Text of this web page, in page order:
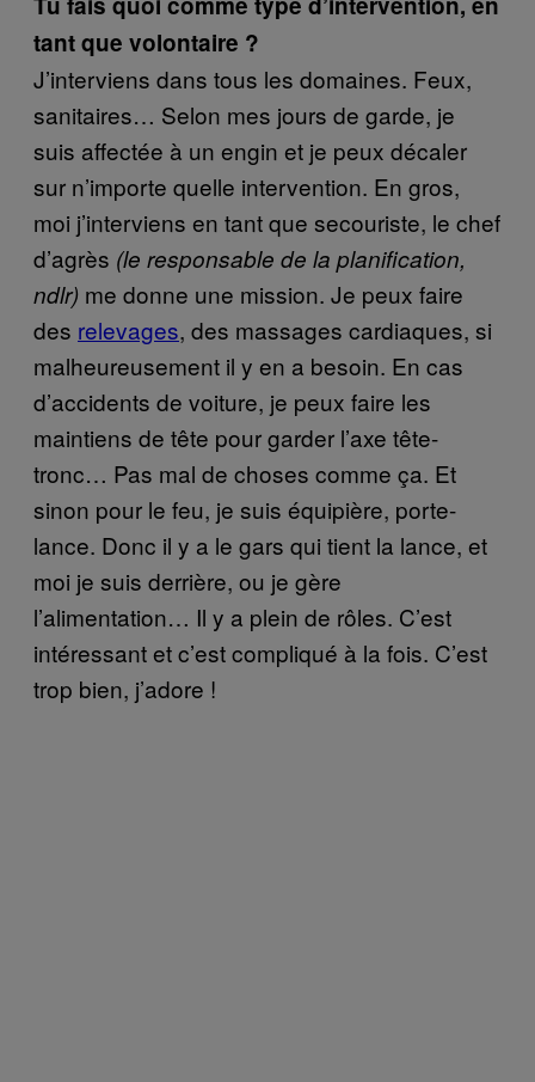
tant que volontaire ?
J’interviens dans tous les domaines. Feux,
sanitaires… Selon mes jours de garde, je
suis affectée à un engin et je peux décaler
sur n’importe quelle intervention. En gros,
moi j’interviens en tant que secouriste, le chef
d’agrès (le responsable de la planification,
ndlr) me donne une mission. Je peux faire
des relevages, des massages cardiaques, si
malheureusement il y en a besoin. En cas
d’accidents de voiture, je peux faire les
maintiens de tête pour garder l’axe tête-
tronc… Pas mal de choses comme ça. Et
sinon pour le feu, je suis équipière, porte-
lance. Donc il y a le gars qui tient la lance, et
moi je suis derrière, ou je gère
l’alimentation… Il y a plein de rôles. C’est
intéressant et c’est compliqué à la fois. C’est
trop bien, j’adore !